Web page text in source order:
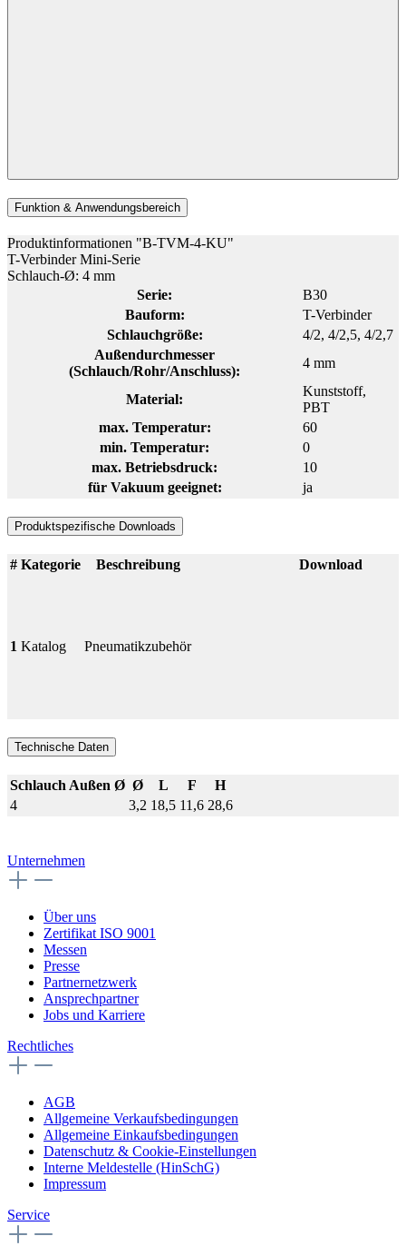
Funktion & Anwendungsbereich
Produktinformationen "B-TVM-4-KU"
T-Verbinder Mini-Serie
Schlauch-Ø: 4 mm
Serie:
B30
Bauform:
T-Verbinder
Schlauchgröße:
4/2, 4/2,5, 4/2,7
Außendurchmesser
(Schlauch/Rohr/Anschluss):
4 mm
Material:
Kunststoff,
PBT
max. Temperatur:
60
min. Temperatur:
0
max. Betriebsdruck:
10
für Vakuum geeignet:
ja
Produktspezifische Downloads
# Kategorie Beschreibung Download
1 Katalog Pneumatikzubehör
Technische Daten
Schlauch Außen Ø Ø L F
H
4
3,2 18,5 11,6 28,6
Unternehmen
Über uns
Zertifikat ISO 9001
Messen
Presse
Partnernetzwerk
Ansprechpartner
Jobs und Karriere
Rechtliches
AGB
Allgemeine Verkaufsbedingungen
Allgemeine Einkaufsbedingungen
Datenschutz & Cookie-Einstellungen
Interne Meldestelle (HinSchG)
Impressum
Service